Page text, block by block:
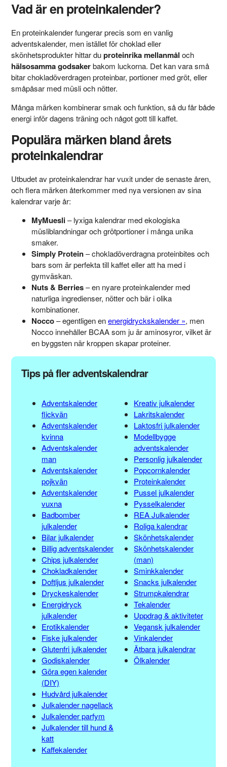
Vad är en proteinkalender?
En proteinkalender fungerar precis som en vanlig
adventskalender, men istället för choklad eller
skönhetsprodukter hittar duproteinrika mellanmål och
hälsosamma godsakerbakom luckorna. Det kan vara små
bitar chokladöverdragen proteinbar, portioner med gröt, eller
småpåsar med müsli och nötter.
Många märken kombinerar smak och funktion, så du får både
energi inför dagens träning och något gott till kaffet.
Populära märken bland årets
proteinkalendrar
Utbudet av proteinkalendrar har vuxit under de senaste åren,
och flera märken återkommer med nya versionen av sina
kalendrar varje år:
MyMuesli– lyxiga kalendrar med ekologiska
müsliblandningar och grötportioner i många unika
smaker.
Simply Protein– chokladöverdragna proteinbites och
bars som är perfekta till kaffet eller att ha med i
gymväskan.
Nuts & Berries– en nyare proteinkalender med
naturliga ingredienser, nötter och bär i olika
kombinationer.
Nocco– egentligen enenergidryckskalender
, men
Nocco innehåller BCAA som ju är aminosyror, vilket är
en byggsten när kroppen skapar proteiner.
Tips på fler adventskalendrar
Adventskalender
flickvän
Adventskalender
kvinna
Adventskalender
man
Adventskalender
pojkvän
Adventskalender
vuxna
Badbomber
julkalender
Bilar julkalender
Billig adventskalender
Chips julkalender
Chokladkalender
Doftljus julkalender
Dryckeskalender
Energidryck
julkalender
Erotikkalender
Fiske julkalender
Glutenfri julkalender
Godiskalender
Göra egen kalender
(DIY)
Hudvård julkalender
Julkalender nagellack
Julkalender parfym
Julkalender till hund &
katt
Kaffekalender
Kreativ julkalender
Lakritskalender
Laktosfri julkalender
Modellbygge
adventskalender
Personlig julkalender
Popcornkalender
Proteinkalender
Pussel julkalender
Pysselkalender
REA Julkalender
Roliga kalendrar
Skönhetskalender
Skönhetskalender
(man)
Sminkkalender
Snacks julkalender
Strumpkalendrar
Tekalender
Uppdrag & aktiviteter
Vegansk julkalender
Vinkalender
Ätbara julkalendrar
Ölkalender